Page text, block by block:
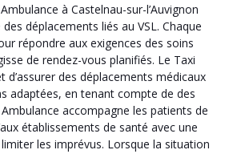
à Castelnau-sur-l’Auvignon
déplacements liés au VSL. Chaque
répondre aux exigences des soins
de rendez-vous planifiés. Le Taxi
d’assurer des déplacements médicaux
adaptées, en tenant compte de des
accompagne les patients de
établissements de santé avec une
les imprévus. Lorsque la situation